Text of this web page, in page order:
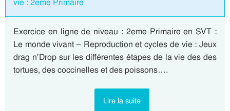
vie : 2eme Primaire
Exercice en ligne de niveau : 2eme Primaire en SVT :
Le monde vivant – Reproduction et cycles de vie : Jeux
drag n’Drop sur les différentes étapes de la vie des des
tortues, des coccinelles et des poissons….
Lire la suite